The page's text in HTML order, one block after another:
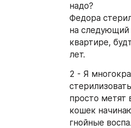
надо?
Федора
на следующий
квартире,
лет.
2 - Я
просто метят
кошек
гнойные